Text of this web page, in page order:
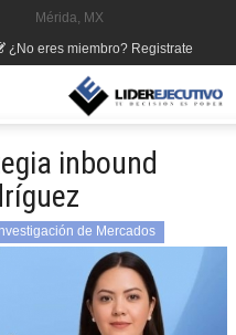
Mérida, MX
¿No eres miembro? Registrate
inbound
Investigación de Mercados
Italia Rodríguez